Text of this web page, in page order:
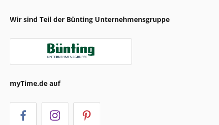
Wir sind Teil der Bünting Unternehmensgruppe
myTime.de auf